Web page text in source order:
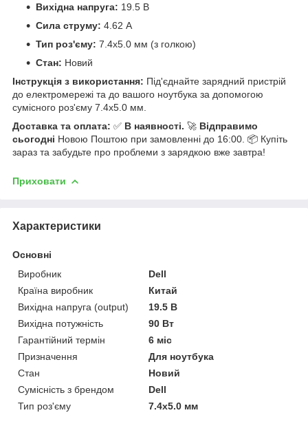
Вихідна напруга: 19.5 В
Сила струму: 4.62 А
Тип роз'єму: 7.4x5.0 мм (з голкою)
Стан: Новий
Інструкція з використання: Під'єднайте зарядний пристрій
до електромережі та до вашого ноутбука за допомогою
сумісного роз'єму 7.4x5.0 мм.
Доставка та оплата: ✅ В наявності. 🚀 Відправимо
сьогодні Новою Поштою при замовленні до 16:00. 📦 Купіть
зараз та забудьте про проблеми з зарядкою вже завтра!
Приховати
Характеристики
Основні
Виробник
Dell
Країна виробник
Китай
Вихідна напруга (output)
19.5 В
Вихідна потужність
90 Вт
Гарантійний термін
6 міс
Призначення
Для ноутбука
Стан
Новий
Сумісність з брендом
Dell
Тип роз'єму
7.4x5.0 мм